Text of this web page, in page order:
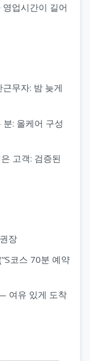
업시간이 길어
무자: 밤 늦게
: 올케어 구성
고객: 검증된
장
코스 70분 예약
여유 있게 도착